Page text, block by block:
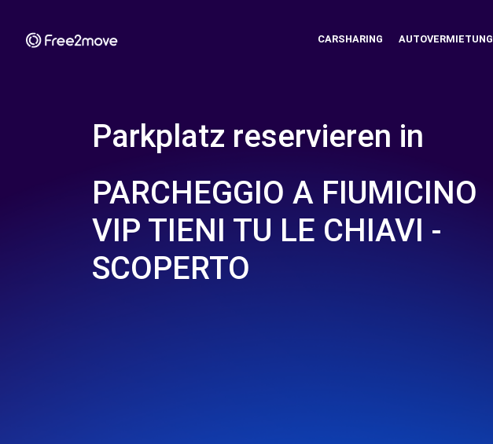
CARSHARING AUTOVERMIETUNG
Parkplatz reservieren in
PARCHEGGIO A FIUMICINO
VIP TIENI TU LE CHIAVI -
SCOPERTO